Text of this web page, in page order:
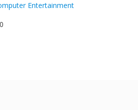
Entertainment